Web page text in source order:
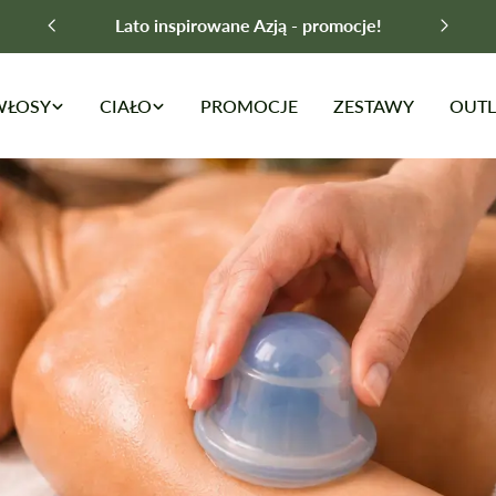
Darmowa dostawa od 149 zł
CIAŁO PROMOCJE ZESTAWY